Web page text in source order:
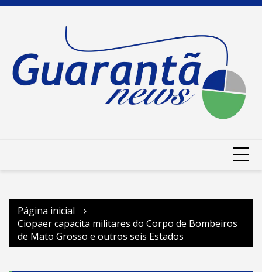
Ir
Página inicial
Ciopaer capacita militares do Corpo de Bombeiros
de Mato Grosso e outros seis Estados